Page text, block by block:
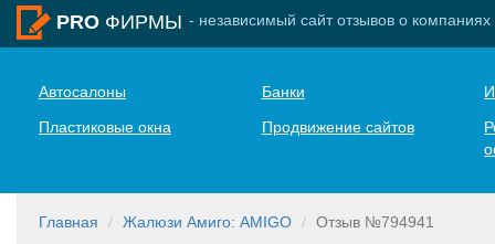
PRO ФИРМЫ - независимый сайт отзывов о компаниях
Автосалоны Банки
Пластиковые окна
Продвижение сайтов
Главная Жалюзи Амиго: AMIGO Отзыв №794941